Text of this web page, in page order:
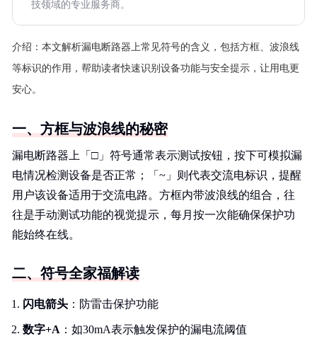
技领域的专业服务商。
介绍： 本文解析漏电断路器上常见符号的含义，包括方框、波浪线
等标识的作用，帮助读者快速识别设备功能与安全提示，让用电更
安心。
一、方框与波浪线的秘密
漏电断路器上「□」符号通常表示测试按钮，按下可模拟漏
电情况检测设备是否正常；「~」则代表交流电标识，提醒
用户该设备适用于交流电路。方框内带波浪线的组合，往
往是手动测试功能的视觉提示，每月按一次能确保保护功
能始终在线。
二、符号全家福解读
闪电箭头 ：防雷击保护功能
数字+A ：如30mA表示触发保护的漏电流阈值